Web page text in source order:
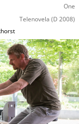
One
Telenovela (D 2008)